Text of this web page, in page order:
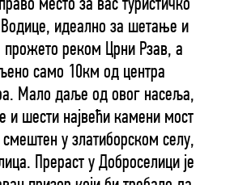
место за вас туристичко
идеално за шетање и
реком Црни Рзав, а
само 10км од центра
Мало даље од овог насеља,
и шести највећи камени мост
смештен у златиборском селу,
Прераст у Доброселици је